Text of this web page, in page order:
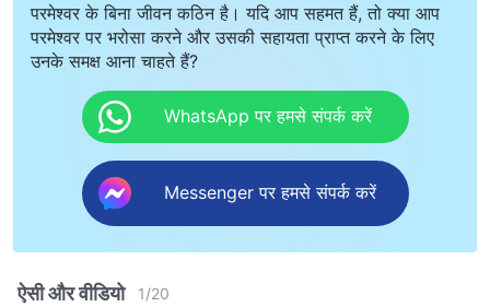
परमेश्वर के बिना जीवन कठिन है। यदि आप सहमत हैं, तो क्या आप
परमेश्वर पर भरोसा करने और उसकी सहायता प्राप्त करने के लिए
उनके समक्ष आना चाहते हैं?
WhatsApp पर हमसे संपर्क करें
Messenger पर हमसे संपर्क करें
ऐसी और वीडियो 1/20